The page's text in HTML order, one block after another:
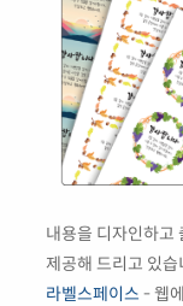
내용을 디자인하고
제공해 드리고 있습
라벨스페이스 - 웹